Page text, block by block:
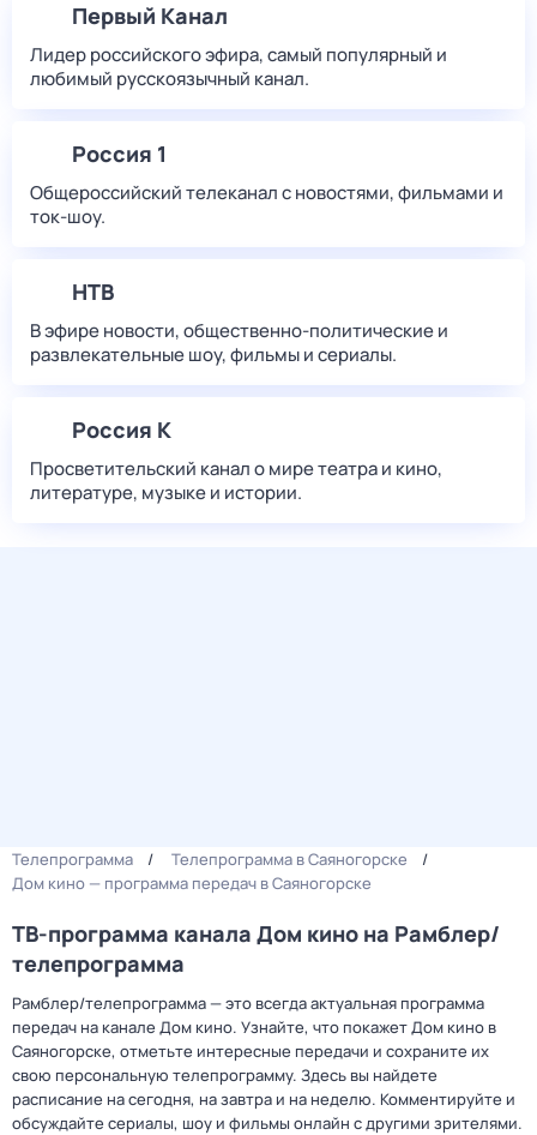
Первый Канал
Лидер российского эфира, самый популярный и
любимый русскоязычный канал.
Россия 1
Общероссийский телеканал с новостями, фильмами и
ток-шоу.
НТВ
В эфире новости, общественно-политические и
развлекательные шоу, фильмы и сериалы.
Россия К
Просветительский канал о мире театра и кино,
литературе, музыке и истории.
Телепрограмма
Телепрограмма в Саяногорске
Дом кино — программа передач в Саяногорске
ТВ-программа канала Дом кино на Рамблер/
телепрограмма
Рамблер/телепрограмма — это всегда актуальная программа
передач на канале Дом кино. Узнайте, что покажет Дом кино в
Саяногорске, отметьте интересные передачи и сохраните их
свою персональную телепрограмму. Здесь вы найдете
расписание на сегодня, на завтра и на неделю. Комментируйте и
обсуждайте сериалы, шоу и фильмы онлайн с другими зрителями.